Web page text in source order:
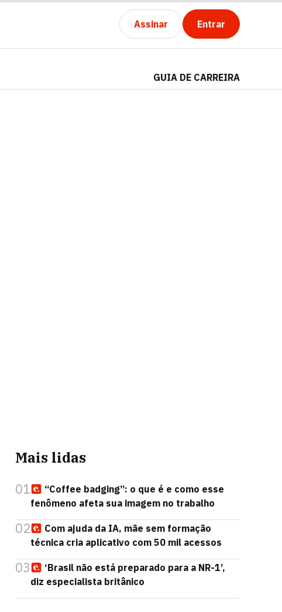
Assinar Entrar
GUIA DE CARREIRA
Mais lidas
01
“Coffee badging”: o que é e como esse
fenômeno afeta sua imagem no trabalho
02
Com ajuda da IA, mãe sem formação
técnica cria aplicativo com 50 mil acessos
03
‘Brasil não está preparado para a NR-1’,
diz especialista britânico